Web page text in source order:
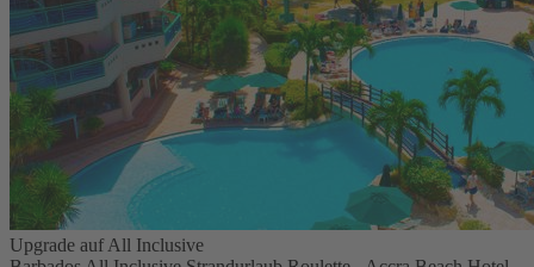
Upgrade auf All Inclusive